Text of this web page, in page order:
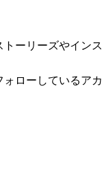
トーリーズやイン
ォローしているア